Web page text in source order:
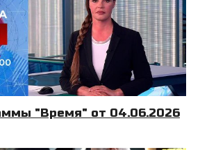
"Время" от 04.06.2026